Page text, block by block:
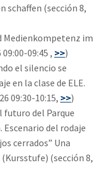
(sección 8,
Medienkompetenz im
09:45 , >>)
el silencio se
en la clase de ELE.
09:30-10:15, >>)
futuro del Parque
del rodaje
cerrados” Una
(sección 8,